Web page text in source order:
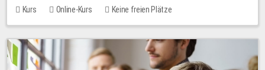
Kurs Online-Kurs Keine freien Plätze